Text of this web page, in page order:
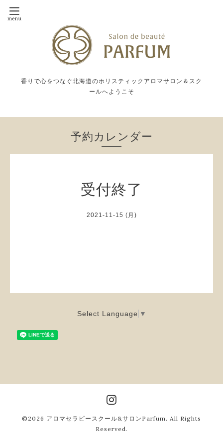
香りで心をつなぐ北海道のホリスティックアロマサロン＆スク
ールへようこそ
予約カレンダー
受付終了
2021-11-15 (月)
Select Language ▼
©2026 アロマセラピースクール&サロンParfum . All Rights
Reserved.